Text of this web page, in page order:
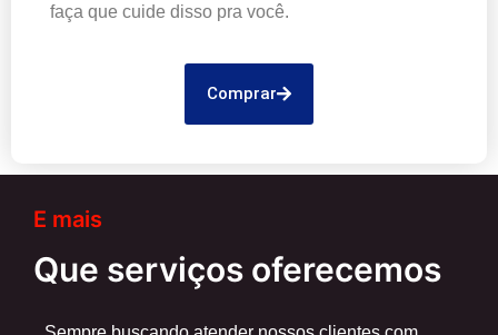
faça que cuide disso pra você.
Comprar
E mais
Que serviços oferecemos